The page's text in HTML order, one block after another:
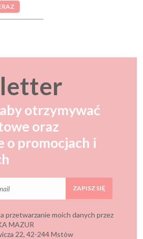
otrzymywać
oraz
o promocjach i
ZAPISZ SIĘ
przetwarzanie moich danych przez
MAZUR
22, 42-244 Mstów